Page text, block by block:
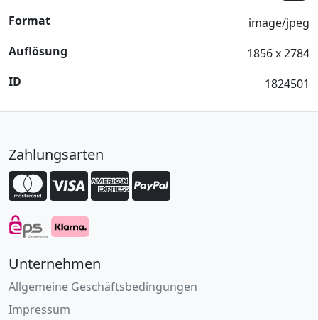
Format
image/jpeg
Auflösung
1856 x 2784
ID
1824501
Zahlungsarten
Unternehmen
Allgemeine Geschäftsbedingungen
Impressum